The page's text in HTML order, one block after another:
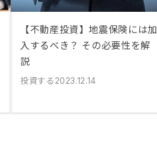
【不動産投資】地震保険には加
入するべき？ その必要性を解
説
投資する 2023.12.14